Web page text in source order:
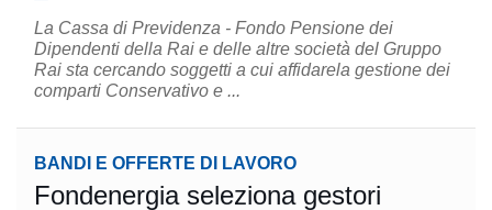
La Cassa di Previdenza - Fondo Pensione dei
Dipendenti della Rai e delle altre società del Gruppo
Rai sta cercando soggetti a cui affidarela gestione dei
comparti Conservativo e ...
BANDI E OFFERTE DI LAVORO
Fondenergia seleziona gestori